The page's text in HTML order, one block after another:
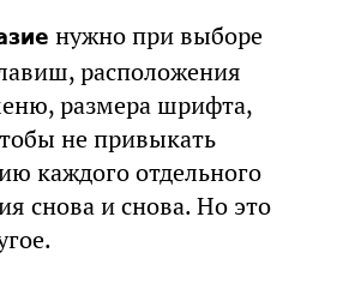
нужно при выборе
расположения
размера шрифта,
не привыкать
каждого отдельного
снова и снова. Но это